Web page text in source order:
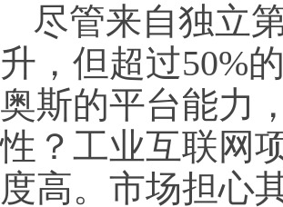
尽管来自独立
升，但超过50%
奥斯的平台能力
性？工业互联网
度高。市场担心